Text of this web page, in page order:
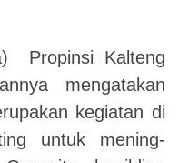
Propinsi Kalteng
mengatakan
kegiatan di
untuk mening-